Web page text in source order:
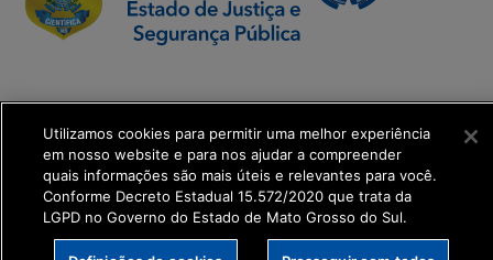
Executiva de
Transformação Digital
get_footer();
Utilizamos cookies para permitir uma melhor experiência
em nosso website e para nos ajudar a compreender
quais informações são mais úteis e relevantes para você.
Conforme Decreto Estadual 15.572/2020 que trata da
LGPD no Governo do Estado de Mato Grosso do Sul.